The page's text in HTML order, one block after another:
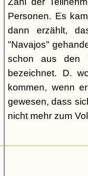
Personen. Es
dann erzählt,
"Navajos"
schon aus den
bezeichnet. D.
kommen, wenn
gewesen, dass
nicht mehr zum